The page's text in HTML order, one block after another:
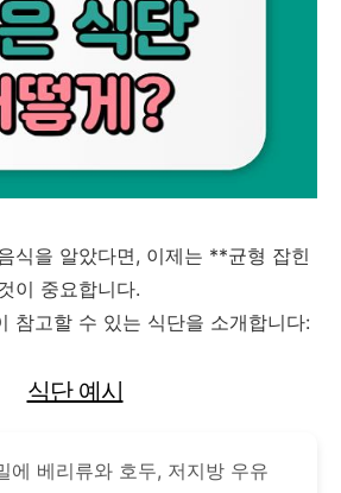
식을 알았다면, 이제는 **균형 잡힌
이 중요합니다.
참고할 수 있는 식단을 소개합니다:
식단 예시
에 베리류와 호두, 저지방 우유